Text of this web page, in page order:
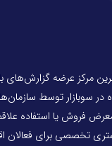
مرکز عرضه گزارش‌های
سوبازار توسط
فروش یا استفاده
تخصصی برای فعالان